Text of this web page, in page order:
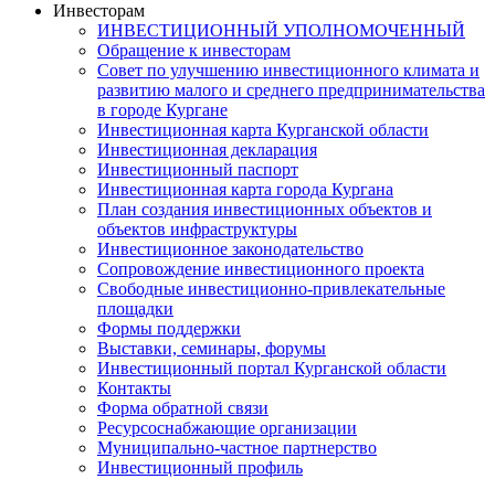
Инвесторам
ИНВЕСТИЦИОННЫЙ УПОЛНОМОЧЕННЫЙ
Обращение к инвесторам
Совет по улучшению инвестиционного климата и
развитию малого и среднего предпринимательства
в городе Кургане
Инвестиционная карта Курганской области
Инвестиционная декларация
Инвестиционный паспорт
Инвестиционная карта города Кургана
План создания инвестиционных объектов и
объектов инфраструктуры
Инвестиционное законодательство
Сопровождение инвестиционного проекта
Свободные инвестиционно-привлекательные
площадки
Формы поддержки
Выставки, семинары, форумы
Инвестиционный портал Курганской области
Контакты
Форма обратной связи
Ресурсоснабжающие организации
Муниципально-частное партнерство
Инвестиционный профиль